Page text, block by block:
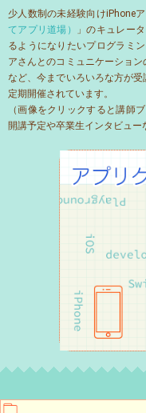
少人数制の未経験向けiPhone
てアプリ道場）
」のキュレー
るようになりたいプログラミ
アさんとのコミュニケーショ
など、今までいろいろな方が
定期開催されています。
（画像をクリックすると講師
開講予定や卒業生インタビュー